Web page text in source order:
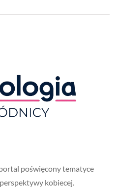
poświęcony tematyce
kobiecej.